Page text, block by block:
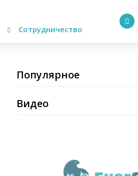
Сотрудничество
Популярное
Видео